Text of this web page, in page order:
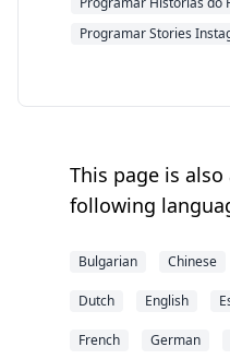
Programar Stories
This page is
following
Bulgarian Chinese
Dutch English
French German